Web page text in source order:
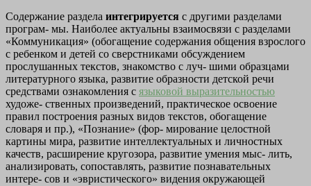
Содержание раздела интегрируется с другими разделами
програм- мы. Наиболее актуальны взаимосвязи с разделами
«Коммуникация» (обогащение содержания общения взрослого
с ребенком и детей со сверстниками обсуждением
прослушанных текстов, знакомство с луч- шими образцами
литературного языка, развитие образности детской речи
средствами ознакомления с языковой выразительностью
художе- ственных произведений, практическое освоение
правил построения разных видов текстов, обогащение
словаря и пр.), «Познание» (фор- мирование целостной
картины мира, развитие интеллектуальных и личностных
качеств, расширение кругозора, развитие умения мыс- лить,
анализировать, сопоставлять, развитие познавательных
интере- сов и «эвристического» видения окружающей